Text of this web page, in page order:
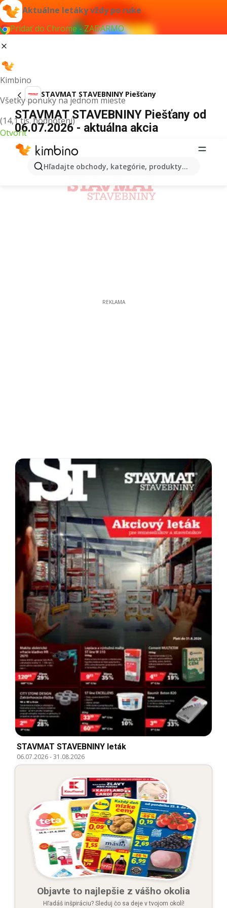
Aktuálne letáky vždy po ruke
Pridať do Chrome - ZADARMO
Kimbino
Všetky ponuky na jednom mieste
(14,1 tis. hodnotení)
Otvoriť
Hľadajte obchody, kategórie, produkty...
STAVMAT STAVEBNINY Piešťany
STAVMAT STAVEBNINY Piešťany od
06.07.2026 - aktuálna akcia
REKLAMA
STAVMAT STAVEBNINY leták
06.07.2026-31.08.2026
Objavte to najlepšie z vášho okolia
Hľadáš inšpiráciu? Sleduj čo sa deje v tvojom okolí!